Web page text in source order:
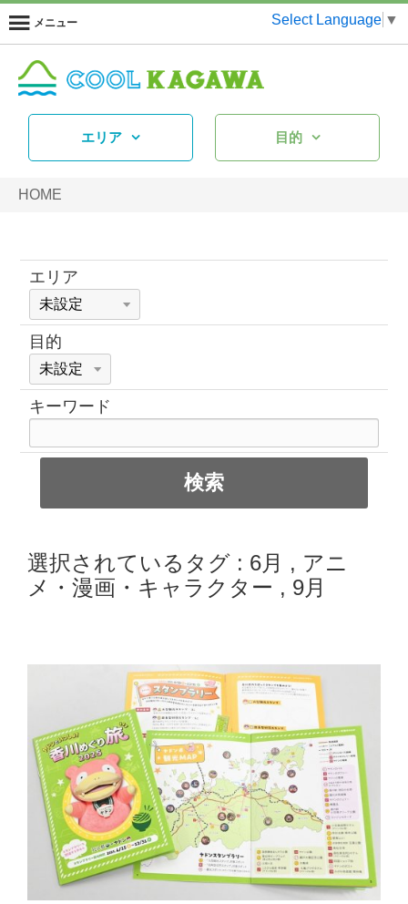
メニュー Select Language ▼
エリア 目的
HOME
エリア
目的
キーワード
選択されているタグ : 6月 , アニ
メ・漫画・キャラクター , 9月